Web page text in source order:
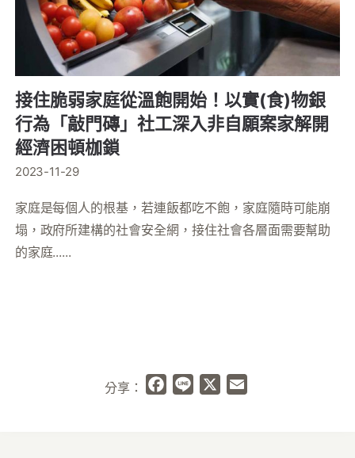
接住脆弱家庭從溫飽開始！以實(食)物銀
行為「敲門磚」社工深入非自願案家解開
經濟困頓枷鎖
2023-11-29
家庭是每個人的根基，若連飯都吃不飽，家庭隨時可能崩
塌，政府所建構的社會安全網，接住社會各層面需要幫助
的家庭......
分享： Facebook
Line